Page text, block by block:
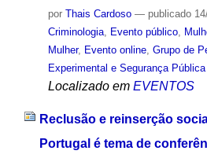
por Thais Cardoso — publicado
Criminologia, Evento público,
Mulher, Evento online, Grupo de
Experimental e Segurança Pública
Localizado em EVENTOS
Reclusão e reinserção
Portugal é tema de